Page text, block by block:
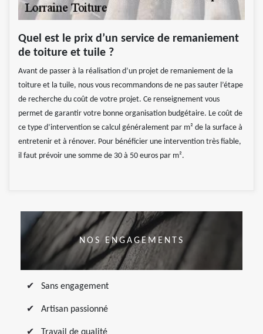
Quel est le prix d’un service de remaniement
de toiture et tuile ?
Avant de passer à la réalisation d’un projet de remaniement de la
toiture et la tuile, nous vous recommandons de ne pas sauter l’étape
de recherche du coût de votre projet. Ce renseignement vous
permet de garantir votre bonne organisation budgétaire. Le coût de
ce type d’intervention se calcul généralement par m² de la surface à
entretenir et à rénover. Pour bénéficier une intervention très fiable,
il faut prévoir une somme de 30 à 50 euros par m².
NOS ENGAGEMENTS
Sans engagement
Artisan passionné
Travail de qualité